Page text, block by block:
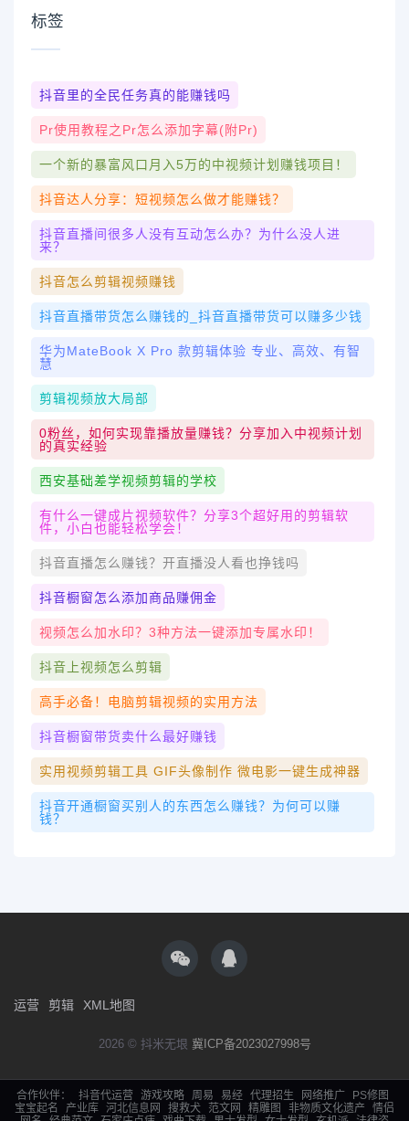
标签
抖音里的全民任务真的能赚钱吗
Pr使用教程之pr怎么添加字幕(附pr)
一个新的暴富风口月入5万的中视频计划赚钱项目！
抖音达人分享：短视频怎么做才能赚钱？
抖音直播间很多人没有互动怎么办？为什么没人进
来？
抖音怎么剪辑视频赚钱
抖音直播带货怎么赚钱的_抖音直播带货可以赚多少钱
华为MateBook X Pro 款剪辑体验 专业、高效、有智
慧
剪辑视频放大局部
0粉丝，如何实现靠播放量赚钱？分享加入中视频计划
的真实经验
西安基础差学视频剪辑的学校
有什么一键成片视频软件？分享3个超好用的剪辑软
件，小白也能轻松学会！
抖音直播怎么赚钱？开直播没人看也挣钱吗
抖音橱窗怎么添加商品赚佣金
视频怎么加水印？3种方法一键添加专属水印！
抖音上视频怎么剪辑
高手必备！电脑剪辑视频的实用方法
抖音橱窗带货卖什么最好赚钱
实用视频剪辑工具 GIF头像制作 微电影一键生成神器
抖音开通橱窗买别人的东西怎么赚钱？为何可以赚
钱？
运营 剪辑 XML地图
2026 © 抖米无垠 冀ICP备2023027998号
合作伙伴： 抖音代运营 游戏攻略 周易 易经 代理招生 网络推广
PS修图
宝宝起名
产业库 河北信息网 搜救犬 范文网 精雕图 非物质文化遗产
情侣